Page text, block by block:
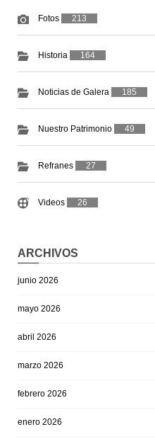
Fotos 213
Historia 164
Noticias de Galera 185
Nuestro Patrimonio 49
Refranes 27
Videos 26
ARCHIVOS
junio 2026
mayo 2026
abril 2026
marzo 2026
febrero 2026
enero 2026